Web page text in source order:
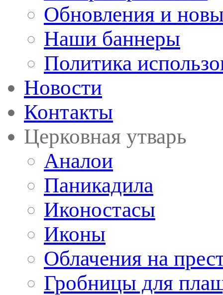
Обновления и
Наши баннеры
Политика
Новости
Контакты
Церковная утварь
Аналои
Паникадила
Иконостасы
Иконы
Облачения на
Гробницы для